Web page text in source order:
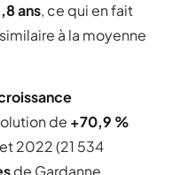
ans, ce qui en fait
à la moyenne
de +70,9 %
2022 (21 534
de Gardanne